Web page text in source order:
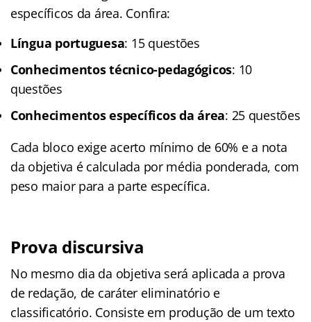
específicos da área. Confira:
Língua portuguesa: 15 questões
Conhecimentos técnico-pedagógicos: 10
questões
Conhecimentos específicos da área: 25 questões
Cada bloco exige acerto mínimo de 60% e a nota
da objetiva é calculada por média ponderada, com
peso maior para a parte específica.
Prova discursiva
No mesmo dia da objetiva será aplicada a prova
de redação, de caráter eliminatório e
classificatório. Consiste em produção de um texto